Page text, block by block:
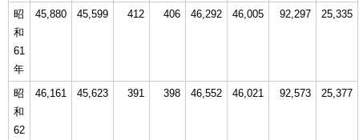
昭
和
61
年
45,880 45,599 412 406 46,292 46,005 92,297 25,335
昭
和
62
46,161 45,623 391 398 46,552 46,021 92,573 25,377